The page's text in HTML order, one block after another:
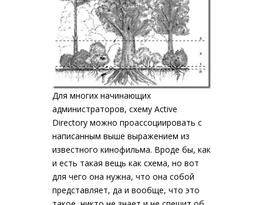
Для многих начинающих
администраторов, схему Active
Directory можно проассоциировать с
написанным выше выражением из
известного кинофильма. Вроде бы, как
и есть такая вещь как схема, но вот
для чего она нужна, что она собой
представляет, да и вообще, что это